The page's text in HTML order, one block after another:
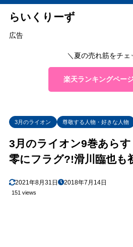
らいくりーず
広告
＼夏の売れ筋をチェ
楽天ランキングペー
3月のライオン 尊敬する人物・好きな人物
3月のライオン9巻あら
零にフラグ?!滑川臨也も
2021年8月31日 2018年7月14日
151 views